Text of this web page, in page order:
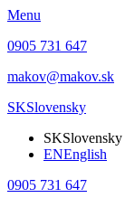
Menu
0905 731 647
makov@makov.sk
SKSlovensky
SKSlovensky
ENEnglish
0905 731 647